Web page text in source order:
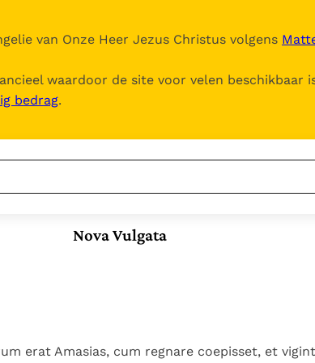
van Onze Heer Jezus Christus volgens
waardoor de site voor velen beschikbaar
bedrag.
Gods
Koninkrijk
Het Vaticaan publiceert
toe
stad is zowel een gave
Nova Vulgata
erat Amasias, cum regnare coepisset, et